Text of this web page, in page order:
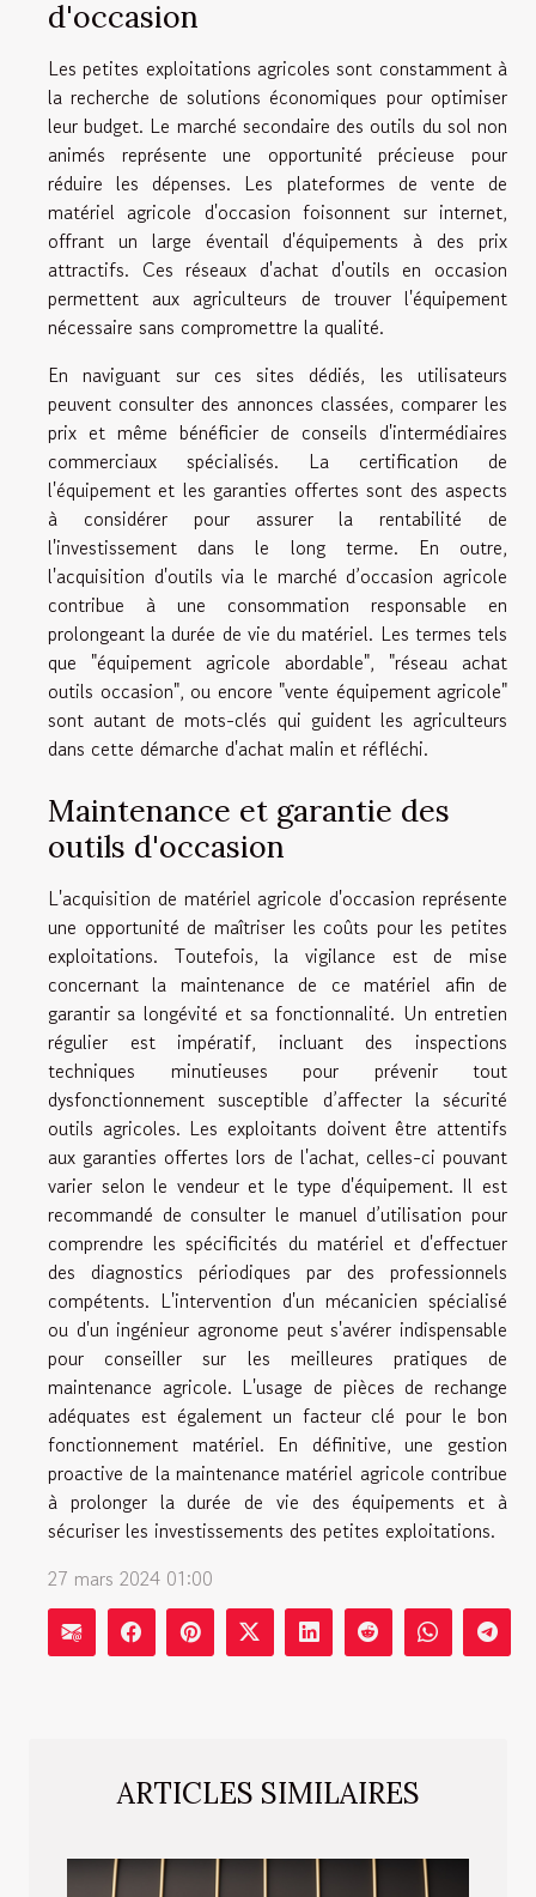
ARTICLES SIMILAIRES
d'occasion
Les petites exploitations agricoles sont constamment à
la recherche de solutions économiques pour optimiser
leur budget. Le marché secondaire des outils du sol non
animés représente une opportunité précieuse pour
réduire les dépenses. Les plateformes de vente de
matériel agricole d'occasion foisonnent sur internet,
offrant un large éventail d'équipements à des prix
attractifs. Ces réseaux d'achat d'outils en occasion
permettent aux agriculteurs de trouver l'équipement
nécessaire sans compromettre la qualité.
En naviguant sur ces sites dédiés, les utilisateurs
peuvent consulter des annonces classées, comparer les
prix et même bénéficier de conseils d'intermédiaires
commerciaux spécialisés. La certification de
l'équipement et les garanties offertes sont des aspects
à considérer pour assurer la rentabilité de
l'investissement dans le long terme. En outre,
l'acquisition d'outils via le marché d’occasion agricole
contribue à une consommation responsable en
prolongeant la durée de vie du matériel. Les termes tels
que "équipement agricole abordable", "réseau achat
outils occasion", ou encore "vente équipement agricole"
sont autant de mots-clés qui guident les agriculteurs
dans cette démarche d'achat malin et réfléchi.
Maintenance et garantie des
outils d'occasion
L'acquisition de matériel agricole d'occasion représente
une opportunité de maîtriser les coûts pour les petites
exploitations. Toutefois, la vigilance est de mise
concernant la maintenance de ce matériel afin de
garantir sa longévité et sa fonctionnalité. Un entretien
régulier est impératif, incluant des inspections
techniques minutieuses pour prévenir tout
dysfonctionnement susceptible d’affecter la sécurité
outils agricoles. Les exploitants doivent être attentifs
aux garanties offertes lors de l'achat, celles-ci pouvant
varier selon le vendeur et le type d'équipement. Il est
recommandé de consulter le manuel d’utilisation pour
comprendre les spécificités du matériel et d'effectuer
des diagnostics périodiques par des professionnels
compétents. L'intervention d'un mécanicien spécialisé
ou d'un ingénieur agronome peut s'avérer indispensable
pour conseiller sur les meilleures pratiques de
maintenance agricole. L'usage de pièces de rechange
adéquates est également un facteur clé pour le bon
fonctionnement matériel. En définitive, une gestion
proactive de la maintenance matériel agricole contribue
à prolonger la durée de vie des équipements et à
sécuriser les investissements des petites exploitations.
27 mars 2024 01:00